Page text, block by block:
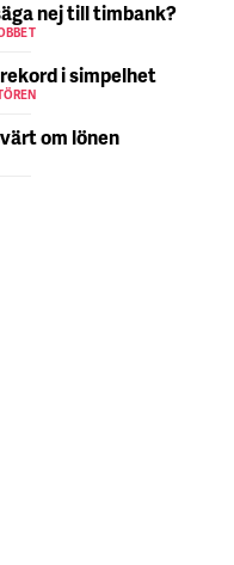
nej till timbank?
i simpelhet
om lönen